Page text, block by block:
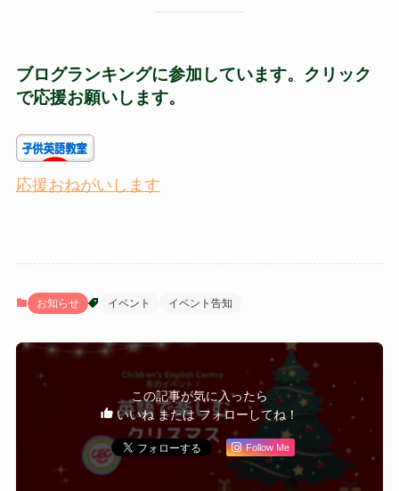
ブログランキングに参加しています。クリック
で応援お願いします。
応援おねがいします
お知らせ イベント イベント告知
この記事が気に入ったら
いいね または フォローしてね！
Follow Me